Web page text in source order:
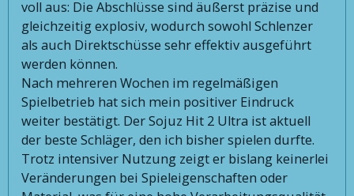
voll aus: Die Abschlüsse sind äußerst präzise und
gleichzeitig explosiv, wodurch sowohl Schlenzer
als auch Direktschüsse sehr effektiv ausgeführt
werden können.
Nach mehreren Wochen im regelmäßigen
Spielbetrieb hat sich mein positiver Eindruck
weiter bestätigt. Der Sojuz Hit 2 Ultra ist aktuell
der beste Schläger, den ich bisher spielen durfte.
Trotz intensiver Nutzung zeigt er bislang keinerlei
Veränderungen bei Spieleigenschaften oder